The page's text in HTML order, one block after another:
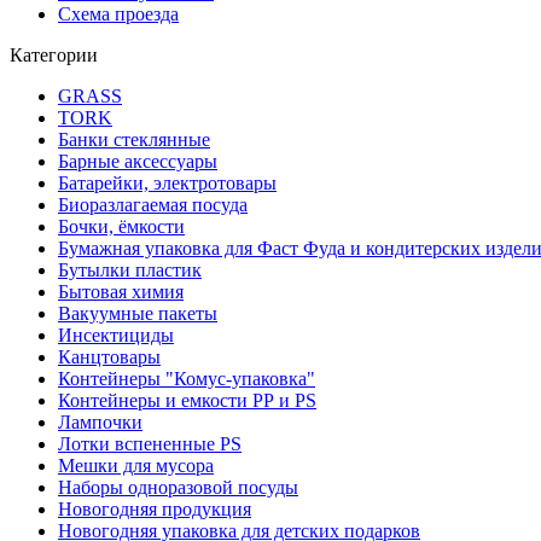
Схема проезда
Категории
GRASS
TORK
Банки стеклянные
Барные аксессуары
Батарейки, электротовары
Биоразлагаемая посуда
Бочки, ёмкости
Бумажная упаковка для Фаст Фуда и кондитерских
Бутылки пластик
Бытовая химия
Вакуумные пакеты
Инсектициды
Канцтовары
Контейнеры "Комус-упаковка"
Контейнеры и емкости РР и PS
Лампочки
Лотки вспененные PS
Мешки для мусора
Наборы одноразовой посуды
Новогодняя продукция
Новогодняя упаковка для детских подарков